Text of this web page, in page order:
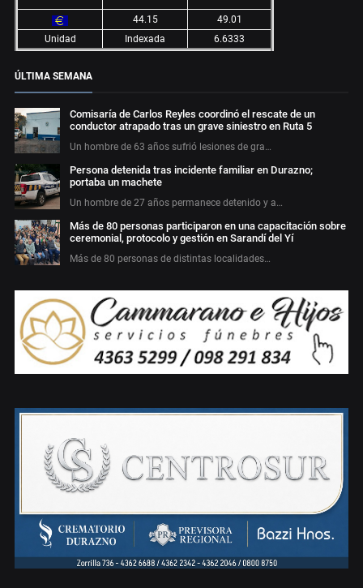
44.15
49.01
Unidad
Indexada 6.6333
ÚLTIMA SEMANA
Comisaría de Carlos Reyles coordinó el rescate de un
conductor atrapado tras un grave siniestro en Ruta 5
Un hombre de 63 años sufrió lesiones de gra…
Persona detenida tras incidente familiar en Durazno;
portaba un machete
Un hombre de 27 años permanece detenido y a…
Más de 80 personas participaron en una capacitación sobre
ceremonial, protocolo y gestión en Sarandí del Yí
Más de 80 personas de distintas localidades…